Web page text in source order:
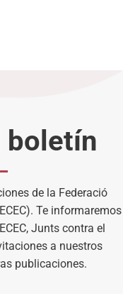
boletín
de la Federació
Te informaremos
Junts contra el
a nuestros
publicaciones.